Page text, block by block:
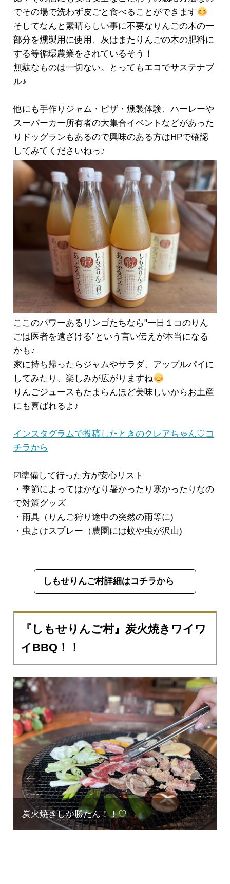
でその場で洗わず皮ごと食べることができます
そしてなんと素晴らしい事に不要なりんごの木の一
部分を燻製用に使用、灰はまたりんごの木の肥料に
する等循環農業をされているそう！
無駄なものは一切ない。とってもエコでサステナブ
ル♪
他にも手作りジャム・ピザ・燻製体験、ハーレーや
スーパーカー所有者の大集合イベントなどがあった
りドッグランもあるので興味のある方はHPで確認
してみてくださいねっ♪
ここのパワーあるリンゴたちなら"一日１コのりん
ごは医者を遠ざける”という言い伝えが本当になる
かも♪
家に持ち帰ったらジャムやサラダ、アップルパイに
してみたり、楽しみが広がりますね
りんごジュースもたまらんほど美味しいからお土産
にも喜ばれるよ♪
インスタグラムで投稿したときのクレアちゃん♡コ
チラから
☑︎準備して行った方が安心リスト
・季節によってはかなり暑かったり寒かったりなの
で対策グッズ
・雨具（りんご狩り途中の突然の雨等に)
・虫よけスプレー（農園には蚊や虫が沢山)
しもせりんご村詳細はコチラから
『しもせりんご村』炭火焼きワイワ
イBBQ！！
Prev
ious
Next